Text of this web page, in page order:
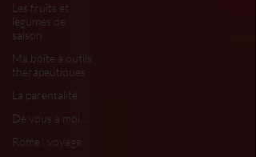
Les fruits et
légumes de
saison
Ma boîte à outils
thérapeutiques
La parentalité
De vous à moi...
Rome : voyage